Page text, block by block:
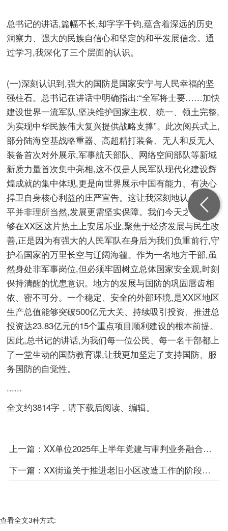
总书记的讲话,篇幅不长,却字字千钧,蕴含着深远的历史
洞察力、强大的民族自信心和坚定的和平发展信念。通
过学习,我深化了三个层面的认识。
(一)深刻认识到,强大的国防是国家安宁与人民幸福的坚
强柱石。总书记在讲话中明确指出:“全军将士要……加快
建设世界一流军队,坚决维护国家主权、统一、领土完整,
为实现中华民族伟大复兴提供战略支撑”。此次阅兵式上,
部分陆海空基战略重器、高超精打装备、无人和反无人
装备首次对外展示,军事航天部队、网络空间部队等新域
新质力量首次集中亮相,这不仅是人民军队现代化建设辉
煌成就的集中体现,更是向世界展示中国有能力、有决心
捍卫自身核心利益的庄严宣告。这让我深刻地认识到,和
平并非理所当然,发展更需坚实保障。我们今天之所以能
够在XX区这片热土上安居乐业,聚焦于经济发展与民生改
善,正是因为有强大的人民军队在身后为我们负重前行,守
护着国家的万里长空与辽阔海疆。作为一名地方干部,虽
然身处非军事岗位,但必须牢固树立总体国家安全观,时刻
保持清醒的忧患意识。地方的发展与国防的巩固唇齿相
依、密不可分。一个稳定、安全的外部环境,是XX区地区
生产总值能够突破500亿元大关、持续吸引投资、推进总
投资达23.83亿元的15个重点项目顺利建设的根本前提。
因此,总书记的讲话,为我们每一位公民、每一名干部都上
了一堂生动的国防教育课,让我更加坚定了支持国防、服
务国防的自觉性。
......
全文约3814字，请下载后阅读、编辑。
上一篇： XX单位2025年上半年党建与审判业务融合工作总结报告
下一篇： XX街道关于推进老旧小区改造工作的阶段性情况报告
查看全文3种方式: